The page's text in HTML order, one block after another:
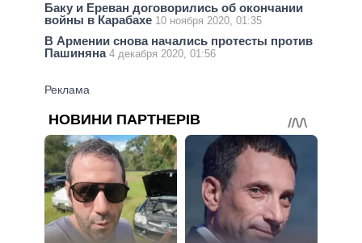
Баку и Ереван договорились об окончании
войны в Карабахе 10 ноября 2020, 01:35
В Армении снова начались протесты против
Пашиняна 4 декабря 2020, 01:56